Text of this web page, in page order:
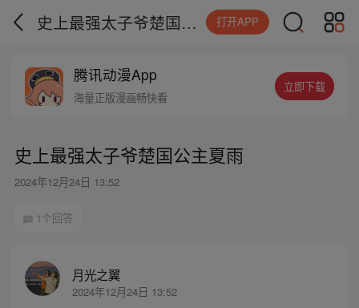
史上最强太子爷楚国公主夏雨 打开APP
腾讯动漫App
海量正版漫画畅快看
立即下载
史上最强太子爷楚国公主夏雨
2024年12月24日 13:52
1个回答
月光之翼
2024年12月24日 13:52